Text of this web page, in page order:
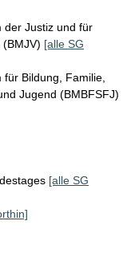
der Justiz und für
[alle SG
Bildung, Familie,
Jugend (BMBFSFJ)
[alle SG